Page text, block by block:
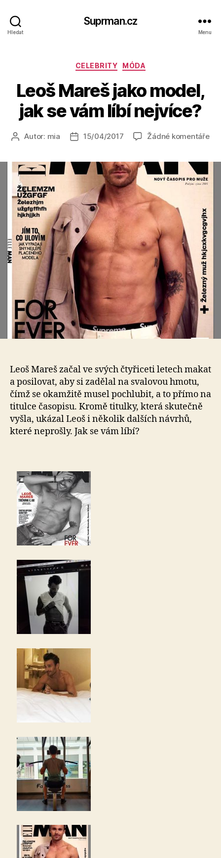
Hledat
Suprman.cz
Menu
Rubriky
CELEBRITY MÓDA
Leoš Mareš jako model,
jak se vám líbí nejvíce?
AutorAutor: mia
Datum
15/04/2017 Žádné komentářeu
Leoš Mareš začal ve svých čtyřiceti letech makat
a posilovat, aby si zadělal na svalovou hmotu,
čímž se okamžitě musel pochlubit, a to přímo na
titulce časopisu. Kromě titulky, která skutečně
vyšla, ukázal Leoš i několik dalších návrhů,
které neprošly. Jak se vám líbí?